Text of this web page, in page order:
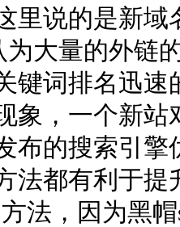
里说的是新
为大量的外链
键词排名迅
象，一个新
布的搜索引
法都有利于
法，因为黑